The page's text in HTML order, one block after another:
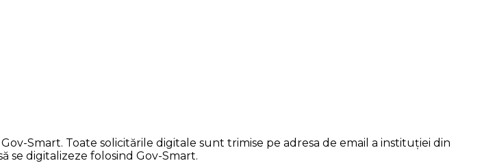
Smart. Toate solicitările digitale sunt trimise pe adresa de email a instituției din
se digitalizeze folosind Gov-Smart.